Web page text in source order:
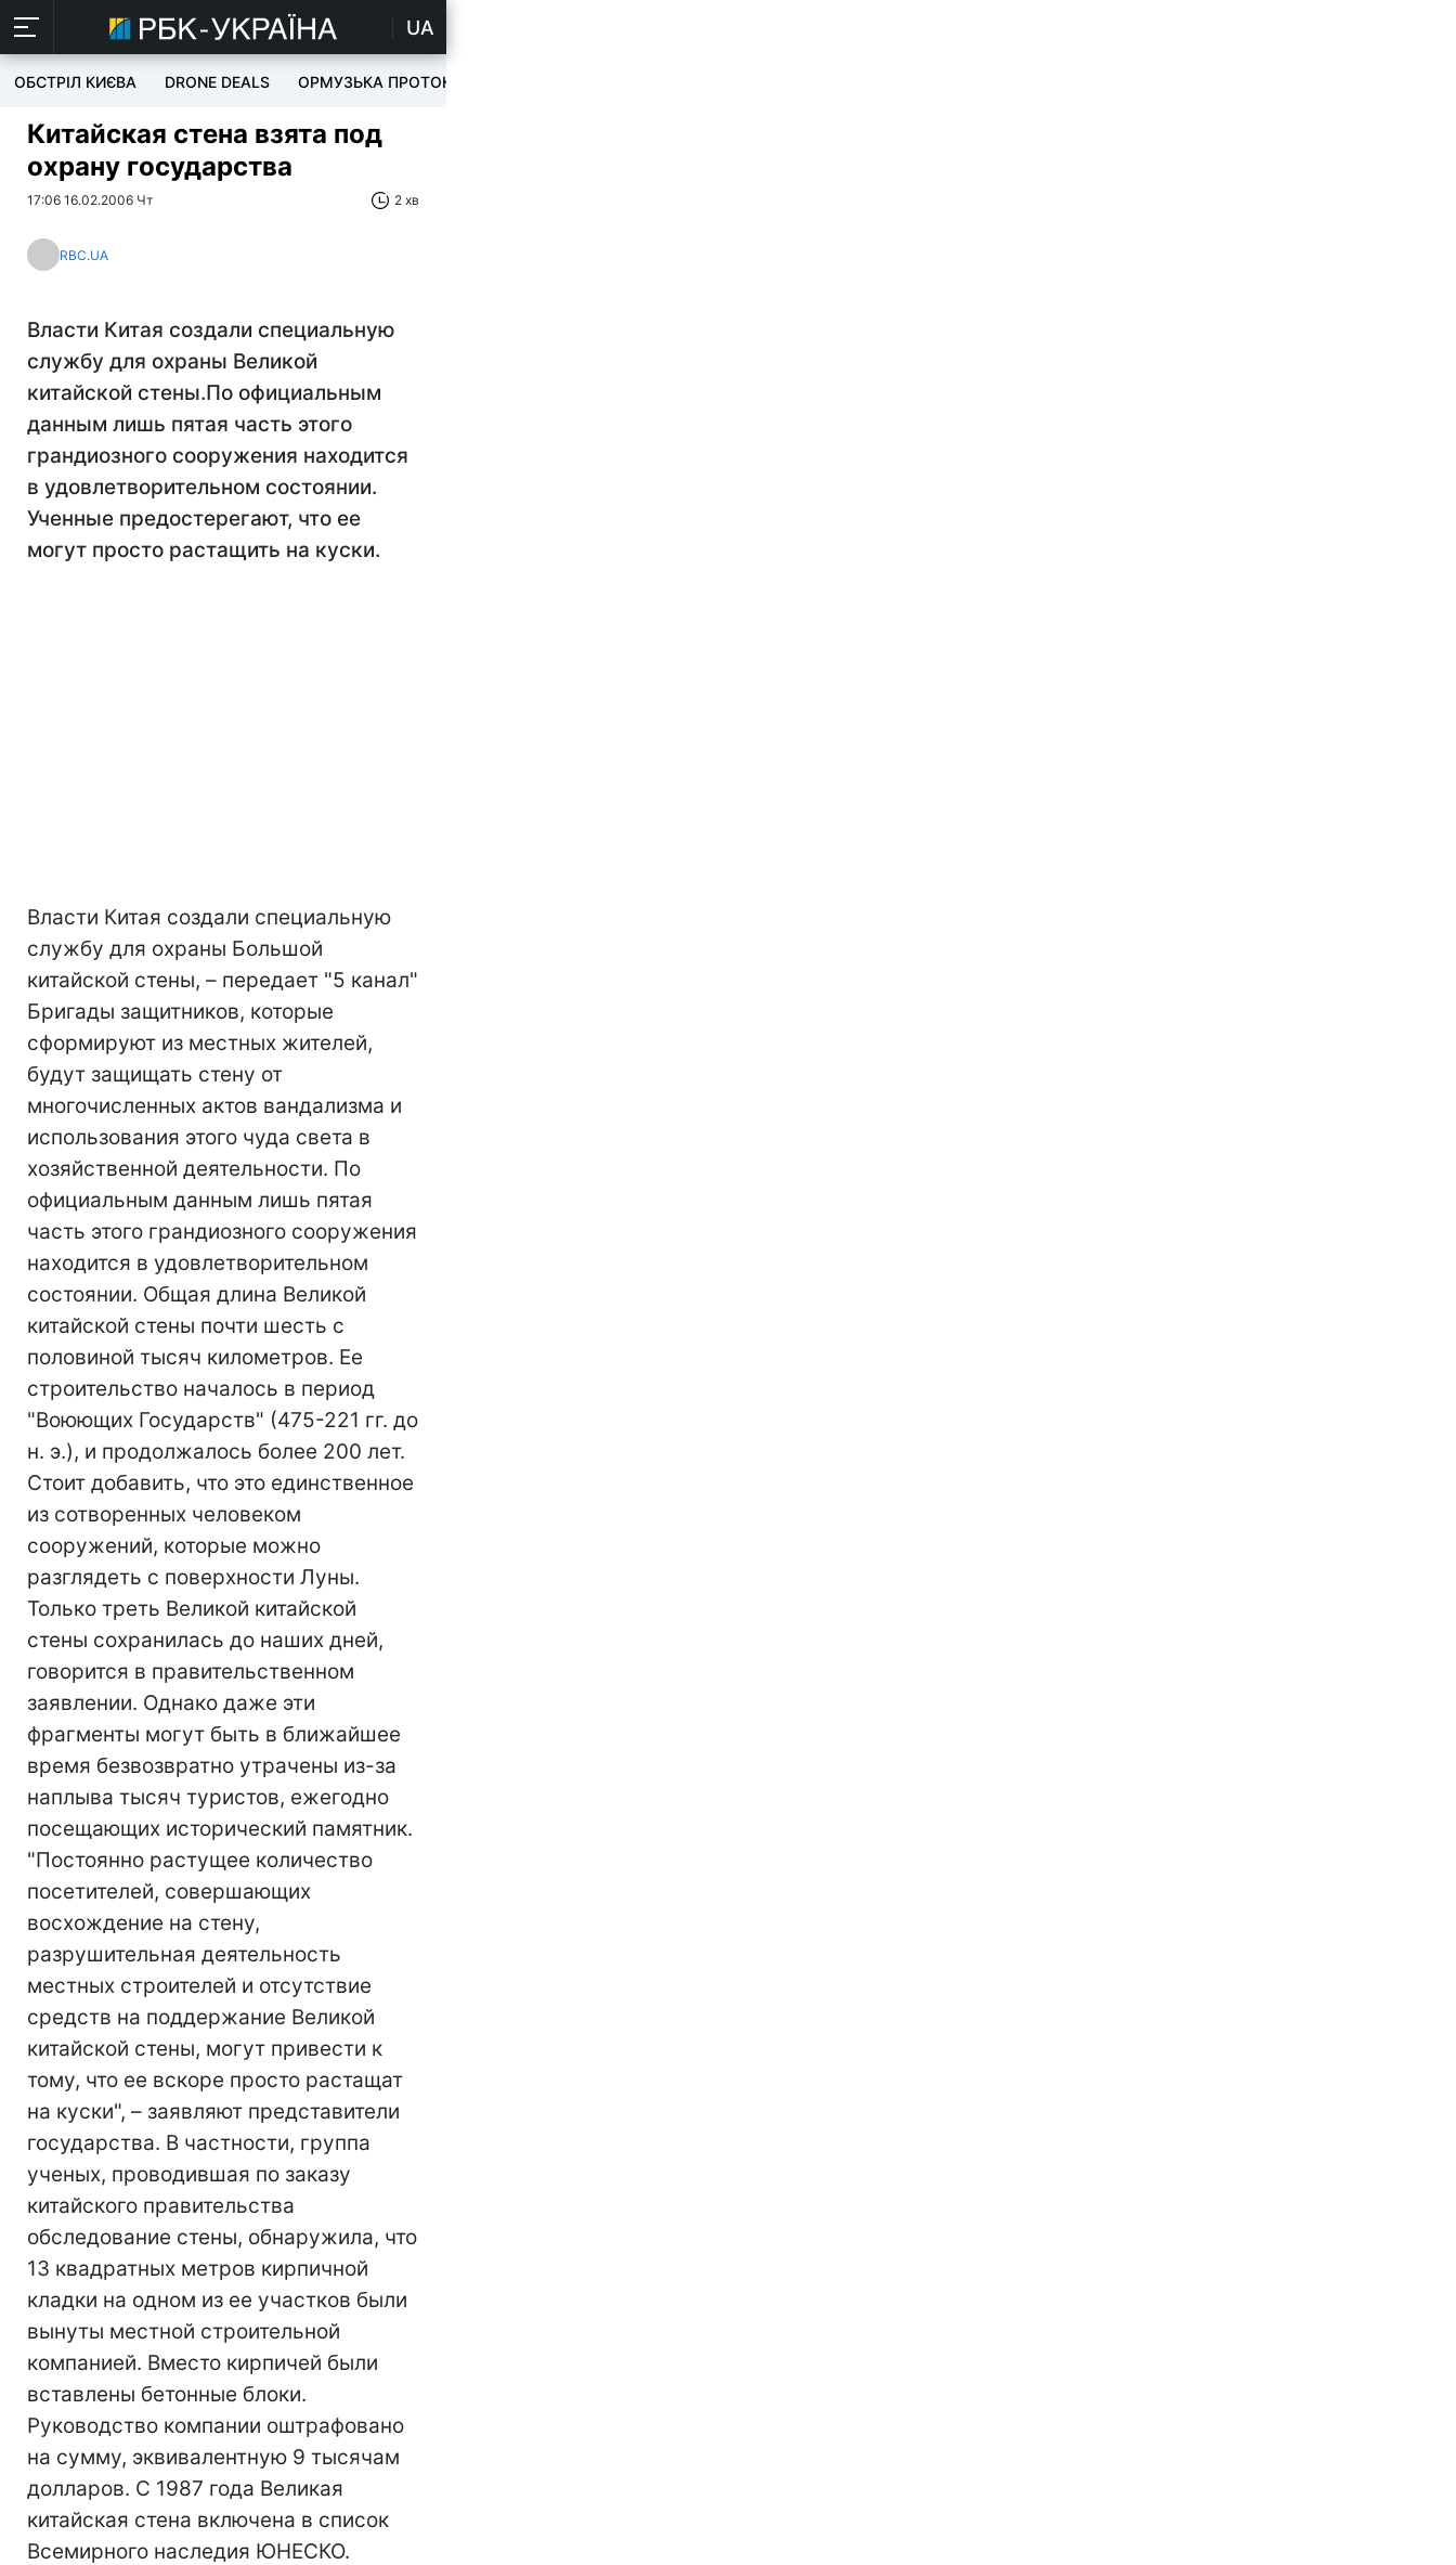
UA
ОБСТРІЛ КИЄВА DRONE DEALS ОРМУЗЬКА ПРОТОКА
Китайская стена взята под
охрану государства
17:06 16.02.2006 Чт 2 хв
RBC.UA
Власти Китая создали специальную
службу для охраны Великой
китайской стены.По официальным
данным лишь пятая часть этого
грандиозного сооружения находится
в удовлетворительном состоянии.
Ученные предостерегают, что ее
могут просто растащить на куски.
Власти Китая создали специальную
службу для охраны Большой
китайской стены, – передает "5 канал"
Бригады защитников, которые
сформируют из местных жителей,
будут защищать стену от
многочисленных актов вандализма и
использования этого чуда света в
хозяйственной деятельности. По
официальным данным лишь пятая
часть этого грандиозного сооружения
находится в удовлетворительном
состоянии. Общая длина Великой
китайской стены почти шесть с
половиной тысяч километров. Ее
строительство началось в период
"Воюющих Государств" (475-221 гг. до
н. э.), и продолжалось более 200 лет.
Стоит добавить, что это единственное
из сотворенных человеком
сооружений, которые можно
разглядеть с поверхности Луны.
Только треть Великой китайской
стены сохранилась до наших дней,
говорится в правительственном
заявлении. Однако даже эти
фрагменты могут быть в ближайшее
время безвозвратно утрачены из-за
наплыва тысяч туристов, ежегодно
посещающих исторический памятник.
"Постоянно растущее количество
посетителей, совершающих
восхождение на стену,
разрушительная деятельность
местных строителей и отсутствие
средств на поддержание Великой
китайской стены, могут привести к
тому, что ее вскоре просто растащат
на куски", – заявляют представители
государства. В частности, группа
ученых, проводившая по заказу
китайского правительства
обследование стены, обнаружила, что
13 квадратных метров кирпичной
кладки на одном из ее участков были
вынуты местной строительной
компанией. Вместо кирпичей были
вставлены бетонные блоки.
Руководство компании оштрафовано
на сумму, эквивалентную 9 тысячам
долларов. С 1987 года Великая
китайская стена включена в список
Всемирного наследия ЮНЕСКО.